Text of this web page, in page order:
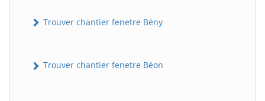
Trouver chantier fenetre Bény
Trouver chantier fenetre Béon